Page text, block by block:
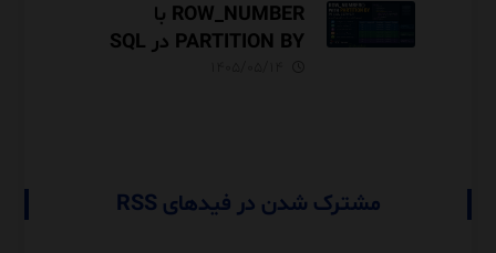
ROW_NUMBER با
PARTITION BY در SQL
مشترک شدن در فیدهای RSS